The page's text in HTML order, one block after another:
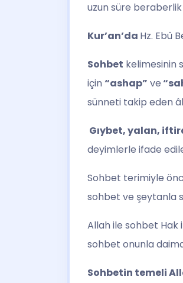
uzun süre beraberlik
Kur’an’da Hz. Ebû
Sohbet kelimesinin
için“ashap” ve
sünneti takip eden
Gıybet, yalan,
deyimlerle ifade
Sohbet terimiyle
sohbet ve şeytanla
Allah ile sohbet
sohbet onunla
Sohbetin temeli